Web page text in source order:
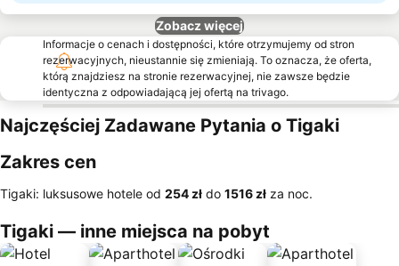
Zobacz więcej
Informacje o cenach i dostępności, które otrzymujemy od stron
rezerwacyjnych, nieustannie się zmieniają. To oznacza, że oferta,
którą znajdziesz na stronie rezerwacyjnej, nie zawsze będzie
identyczna z odpowiadającą jej ofertą na trivago.
Najczęściej Zadawane Pytania o Tigaki
Zakres cen
Tigaki: luksusowe hotele od ‎254 zł do ‎1516 zł za noc.
Tigaki — inne miejsca na pobyt